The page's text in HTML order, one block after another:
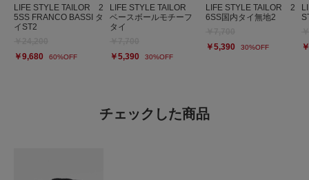
LIFE STYLE TAILOR 2
5SS FRANCO BASSI タ
イST2
￥9,680
60%OFF
LIFE STYLE TAILOR
ベースボールモチーフ
タイ
￥5,390
30%OFF
LIFE STYLE TAILOR 2
6SS国内タイ無地2
￥5,390
30%OFF
チェックした商品